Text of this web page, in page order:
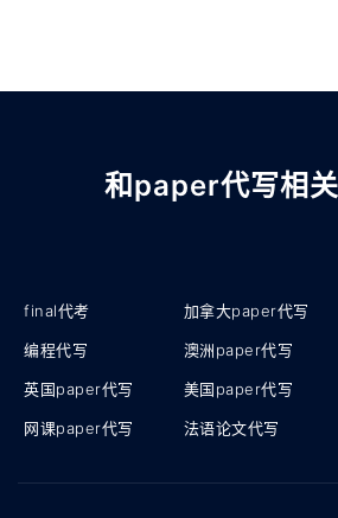
和paper代写相
final代考
编程代写
英国paper代写
网课paper代写
加拿大paper代写
澳洲paper代写
美国paper代写
法语论文代写